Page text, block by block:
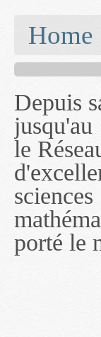
Home
Depuis
jusqu'au
le
sciences
porté le
MITACS
cette
réseau — rapports
annuels,
presse,
—
sous
compter
2011, toutefois, le
réseau